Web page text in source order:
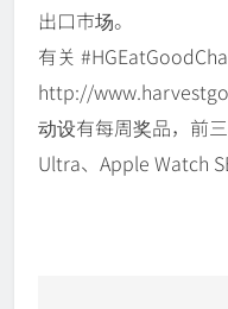
出口市场。
有关
http://
动设有每周奖品，前
Ultra、Apple Watch